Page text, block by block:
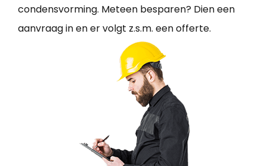
condensvorming. Meteen besparen? Dien een
aanvraag in en er volgt z.s.m. een offerte.